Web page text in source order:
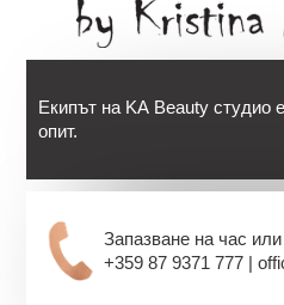
Екипът на KA Beauty студио
опит.
Запазване на час
+359 87 9371 777 |